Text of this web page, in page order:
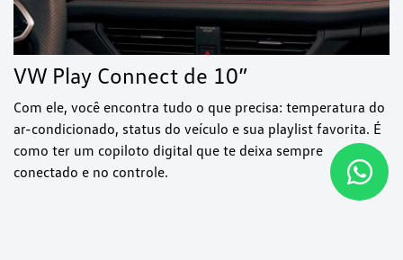
VW Play Connect de 10”
Com ele, você encontra tudo o que precisa: temperatura do
ar-condicionado, status do veículo e sua playlist favorita. É
como ter um copiloto digital que te deixa sempre
conectado e no controle.